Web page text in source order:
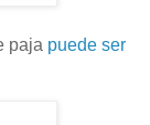
paja puede ser